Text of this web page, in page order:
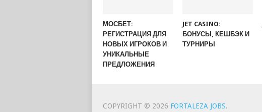
МОСБЕТ:
РЕГИСТРАЦИЯ ДЛЯ
НОВЫХ ИГРОКОВ И
УНИКАЛЬНЫЕ
ПРЕДЛОЖЕНИЯ
JET CASINO:
БОНУСЫ, КЕШБЭК И
ТУРНИРЫ
COPYRIGHT © 2026 FORTALEZA JOBS.